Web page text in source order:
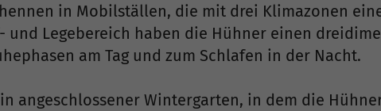
in Mobilställen, die mit drei Klimazonen
und Legebereich haben die Hühner einen
am Tag und zum Schlafen in der Nacht.
angeschlossener Wintergarten, in dem die